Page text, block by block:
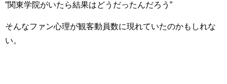
”関東学院がいたら結果はどうだったんだろう”
そんなファン心理が観客動員数に現れていたのかもしれな
い。